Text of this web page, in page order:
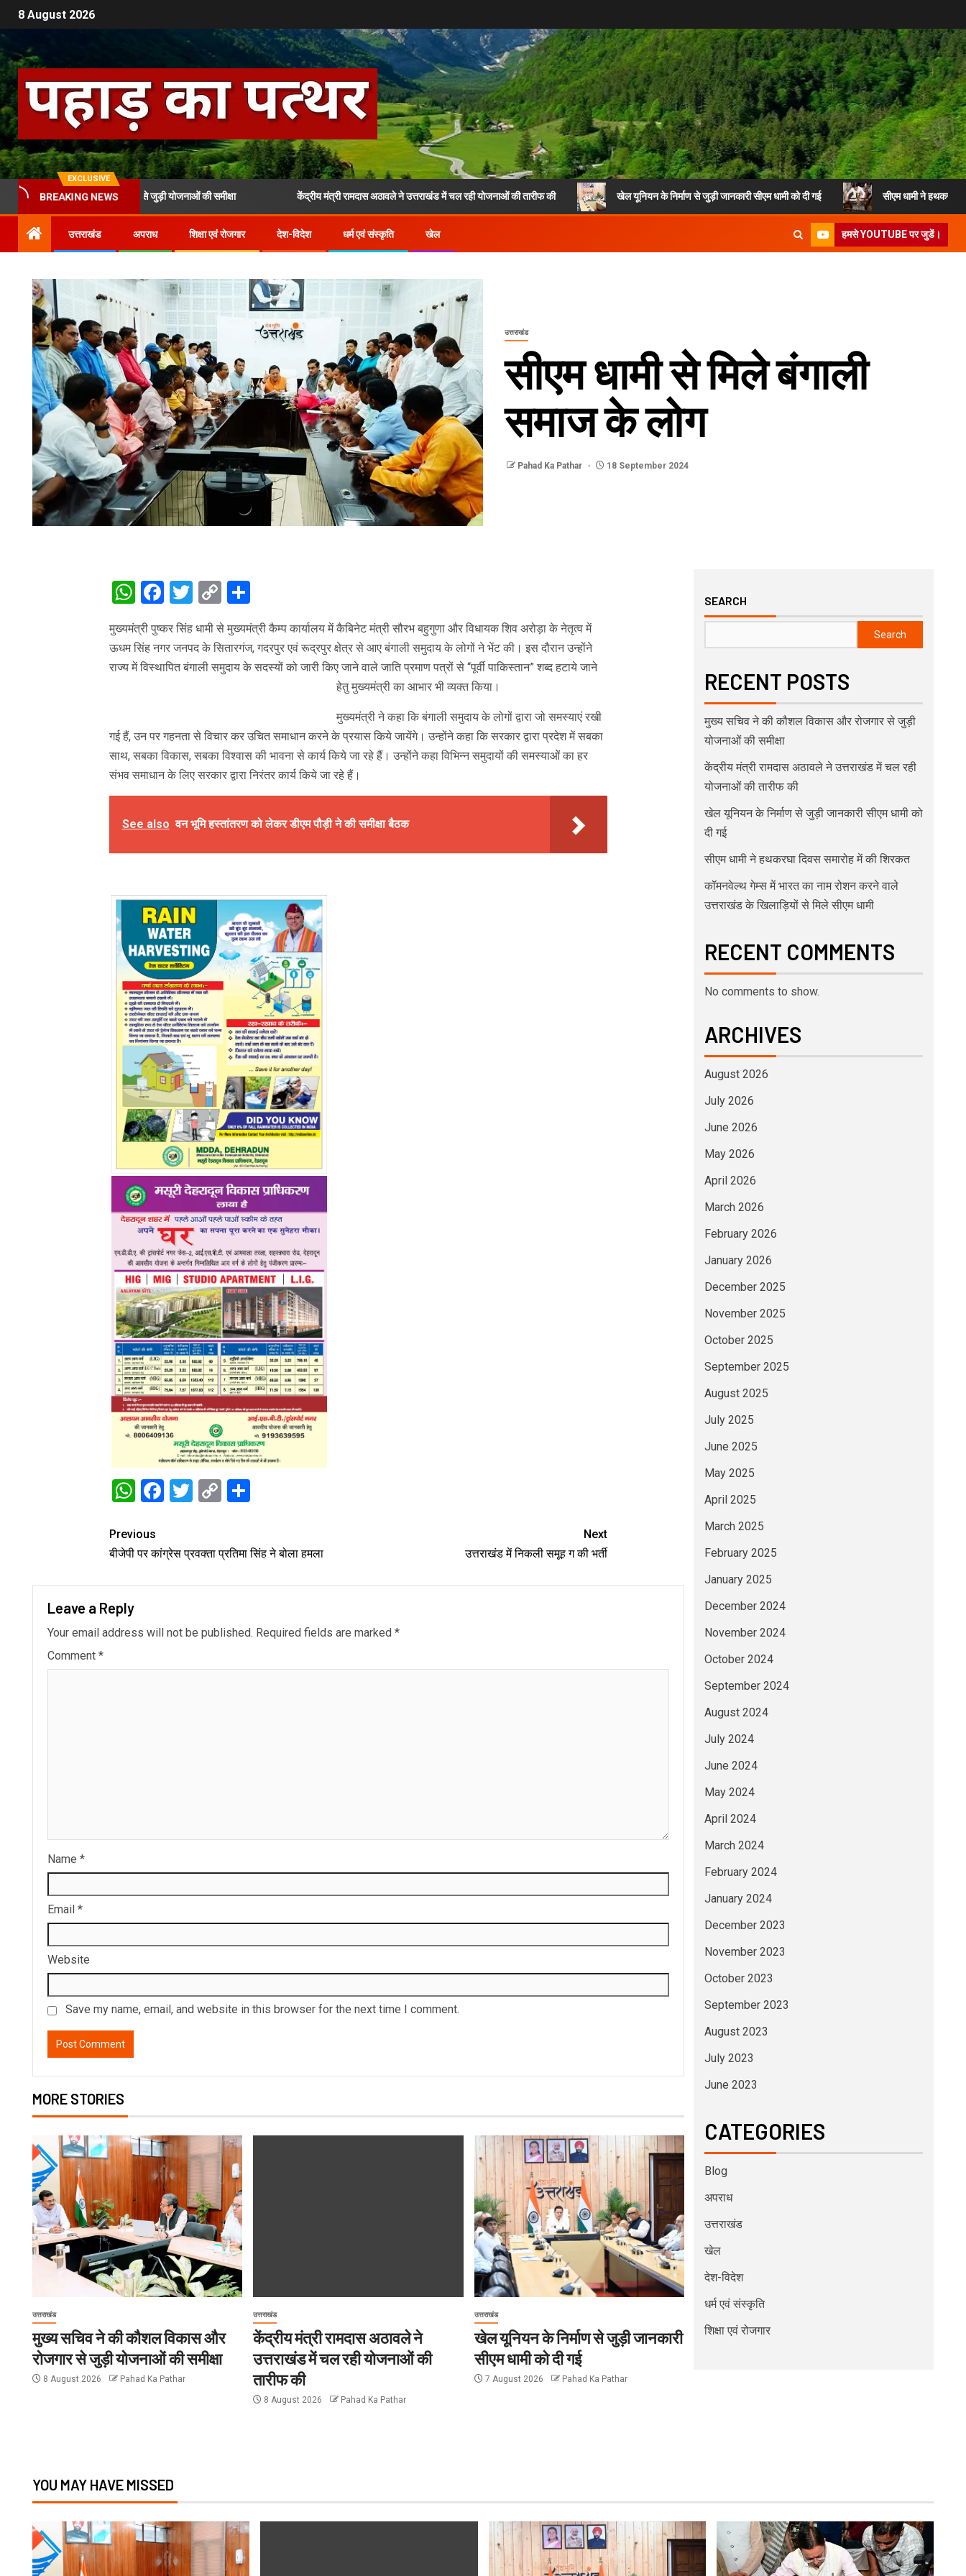
8 August 2026
EXCLUSIVE
BREAKING NEWS
कौशल विकास और रोजगार से जुड़ी योजनाओं की समीक्षा केंद्रीय मंत्री रामदास अठावले ने उत्तराखंड में चल रही योजनाओं की तारीफ की खेल यूनियन के निर्माण से जुड़ी जानकारी सीएम धामी को दी गई सीएम धामी ने हथकरघा दिवस
उत्तराखंड अपराध शिक्षा एवं रोजगार देश-विदेश धर्म एवं संस्कृति खेल हमसे YOUTUBE पर जुडें।
उत्तराखंड
सीएम धामी से मिले बंगाली
समाज के लोग
Pahad Ka Pathar 18 September 2024
WhatsApp
Facebook
Twitter
Copy
Link
Share
मुख्यमंत्री पुष्कर सिंह धामी से मुख्यमंत्री कैम्प कार्यालय में कैबिनेट मंत्री सौरभ बहुगुणा और विधायक शिव अरोड़ा के नेतृत्व में
ऊधम सिंह नगर जनपद के सितारगंज, गदरपुर एवं रूद्रपुर क्षेत्र से आए बंगाली समुदाय के लोगों ने भेंट की। इस दौरान उन्होंने
राज्य में विस्थापित बंगाली समुदाय के सदस्यों को जारी किए जाने वाले जाति प्रमाण पत्रों से “पूर्वी पाकिस्तान” शब्द हटाये जाने
हेतु मुख्यमंत्री का आभार भी व्यक्त किया।
मुख्यमंत्री ने कहा कि बंगाली समुदाय के लोगों द्वारा जो समस्याएं रखी
गई हैं, उन पर गहनता से विचार कर उचित समाधान करने के प्रयास किये जायेंगे। उन्होंने कहा कि सरकार द्वारा प्रदेश में सबका
साथ, सबका विकास, सबका विश्वास की भावना से कार्य किये जा रहे हैं। उन्होंने कहा विभिन्न समुदायों की समस्याओं का हर
संभव समाधान के लिए सरकार द्वारा निरंतर कार्य किये जा रहे हैं।
See also वन भूमि हस्तांतरण को लेकर डीएम पौड़ी ने की समीक्षा बैठक
WhatsApp
Facebook
Twitter
CopyShare
Previous
बीजेपी पर कांग्रेस प्रवक्ता प्रतिमा सिंह ने बोला हमला
Next
उत्तराखंड में निकली समूह ग की भर्ती
Leave a Reply
Your email address will not be published. Required fields are marked *
Comment *
Name *
Email *
Website
Save my name, email, and website in this browser for the next time I comment.
MORE STORIES
उत्तराखंड
मुख्य सचिव ने की कौशल विकास और
रोजगार से जुड़ी योजनाओं की समीक्षा
8 August 2026 Pahad Ka Pathar
उत्तराखंड
केंद्रीय मंत्री रामदास अठावले ने
उत्तराखंड में चल रही योजनाओं की
तारीफ की
8 August 2026 Pahad Ka Pathar
उत्तराखंड
खेल यूनियन के निर्माण से जुड़ी जानकारी
सीएम धामी को दी गई
7 August 2026 Pahad Ka Pathar
SEARCH
Search
RECENT POSTS
मुख्य सचिव ने की कौशल विकास और रोजगार से जुड़ी
योजनाओं की समीक्षा
केंद्रीय मंत्री रामदास अठावले ने उत्तराखंड में चल रही
योजनाओं की तारीफ की
खेल यूनियन के निर्माण से जुड़ी जानकारी सीएम धामी को
दी गई
सीएम धामी ने हथकरघा दिवस समारोह में की शिरकत
कॉमनवेल्थ गेम्स में भारत का नाम रोशन करने वाले
उत्तराखंड के खिलाड़ियों से मिले सीएम धामी
RECENT COMMENTS
No comments to show.
ARCHIVES
August 2026
July 2026
June 2026
May 2026
April 2026
March 2026
February 2026
January 2026
December 2025
November 2025
October 2025
September 2025
August 2025
July 2025
June 2025
May 2025
April 2025
March 2025
February 2025
January 2025
December 2024
November 2024
October 2024
September 2024
August 2024
July 2024
June 2024
May 2024
April 2024
March 2024
February 2024
January 2024
December 2023
November 2023
October 2023
September 2023
August 2023
July 2023
June 2023
CATEGORIES
Blog
अपराध
उत्तराखंड
खेल
देश-विदेश
धर्म एवं संस्कृति
शिक्षा एवं रोजगार
YOU MAY HAVE MISSED